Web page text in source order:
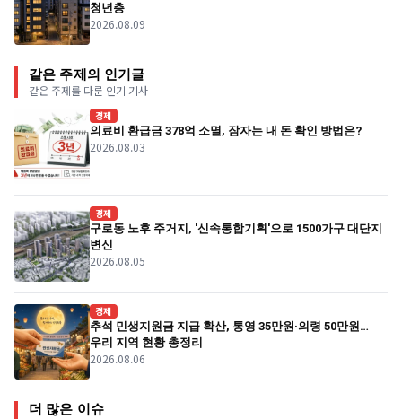
청년층
2026.08.09
같은 주제의 인기글
같은 주제를 다룬 인기 기사
경제
의료비 환급금 378억 소멸, 잠자는 내 돈 확인 방법은?
2026.08.03
경제
구로동 노후 주거지, '신속통합기획'으로 1500가구 대단지
변신
2026.08.05
경제
추석 민생지원금 지급 확산, 통영 35만원·의령 50만원…
우리 지역 현황 총정리
2026.08.06
더 많은 이슈